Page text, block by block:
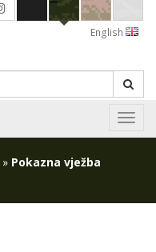
English
» Pokazna vježba